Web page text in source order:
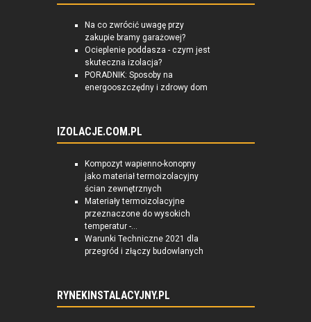
Na co zwrócić uwagę przy
zakupie bramy garażowej?
Ocieplenie poddasza - czym jest
skuteczna izolacja?
PORADNIK: Sposoby na
energooszczędny i zdrowy dom
IZOLACJE.COM.PL
Kompozyt wapienno-konopny
jako materiał termoizolacyjny
ścian zewnętrznych
Materiały termoizolacyjne
przeznaczone do wysokich
temperatur -...
Warunki Techniczne 2021 dla
przegród i złączy budowlanych
RYNEKINSTALACYJNY.PL